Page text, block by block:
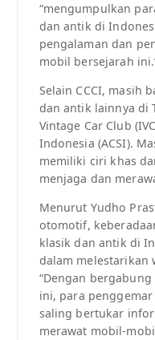
“mengumpulkan
dan antik di
pengalaman dan
mobil bersejarah
Selain CCCI, masih
dan antik lainnya di
Vintage Car Club
Indonesia (ACSI).
memiliki ciri khas
menjaga dan
Menurut Yudho
otomotif,
klasik dan antik di
dalam melestarikan
“Dengan
ini, para
saling bertukar
merawat mobil-